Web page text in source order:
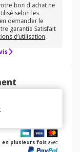
bon d'achat ne
selon les
demander le
garantie Satisfait
d’utilisation.
en plusieurs fois avec